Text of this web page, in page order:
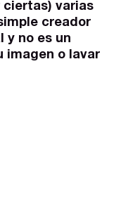
ciertas) varias
creador
y no es un
imagen o lavar